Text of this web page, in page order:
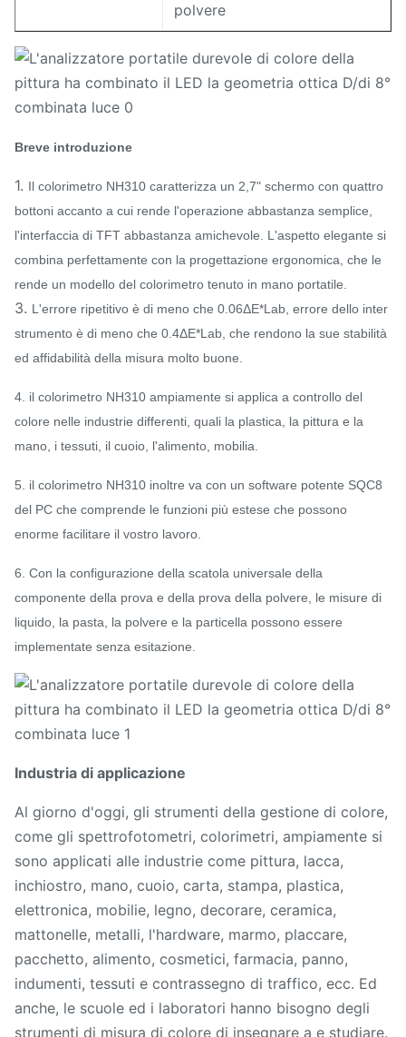
polvere
Breve introduzione
1. Il colorimetro NH310 caratterizza un 2,7" schermo con quattro
bottoni accanto a cui rende l'operazione abbastanza semplice,
l'interfaccia di TFT abbastanza amichevole. L'aspetto elegante si
combina perfettamente con la progettazione ergonomica, che le
rende un modello del colorimetro tenuto in mano portatile.
3. L'errore ripetitivo è di meno che 0.06ΔE*Lab, errore dello inter
strumento è di meno che 0.4ΔE*Lab, che rendono la sue stabilità
ed affidabilità della misura molto buone.
4. il colorimetro NH310 ampiamente si applica a controllo del
colore nelle industrie differenti, quali la plastica, la pittura e la
mano, i tessuti, il cuoio, l'alimento, mobilia.
5. il colorimetro NH310 inoltre va con un software potente SQC8
del PC che comprende le funzioni più estese che possono
enorme facilitare il vostro lavoro.
6. Con la configurazione della scatola universale della
componente della prova e della prova della polvere, le misure di
liquido, la pasta, la polvere e la particella possono essere
implementate senza esitazione.
Industria di applicazione
Al giorno d'oggi, gli strumenti della gestione di colore,
come gli spettrofotometri, colorimetri, ampiamente si
sono applicati alle industrie come pittura, lacca,
inchiostro, mano, cuoio, carta, stampa, plastica,
elettronica, mobilie, legno, decorare, ceramica,
mattonelle, metalli, l'hardware, marmo, placcare,
pacchetto, alimento, cosmetici, farmacia, panno,
indumenti, tessuti e contrassegno di traffico, ecc. Ed
anche, le scuole ed i laboratori hanno bisogno degli
strumenti di misura di colore di insegnare a e studiare.